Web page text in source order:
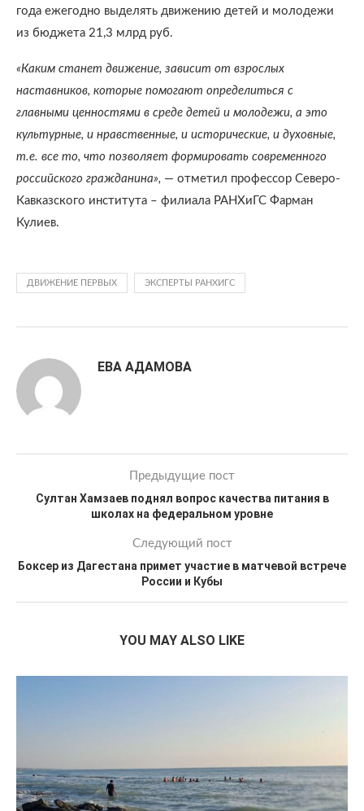
года ежегодно выделять движению детей и молодежи
из бюджета 21,3 млрд руб.
«Каким станет движение, зависит от взрослых
наставников, которые помогают определиться с
главными ценностями в среде детей и молодежи, а это
культурные, и нравственные, и исторические, и духовные,
т.е. все то, что позволяет формировать современного
российского гражданина», — отметил профессор Северо-
Кавказского института – филиала РАНХиГС Фарман
Кулиев.
ДВИЖЕНИЕ ПЕРВЫХ ЭКСПЕРТЫ РАНХИГС
ЕВА АДАМОВА
Предыдущие пост
Султан Хамзаев поднял вопрос качества питания в
школах на федеральном уровне
Следующий пост
Боксер из Дагестана примет участие в матчевой встрече
России и Кубы
YOU MAY ALSO LIKE